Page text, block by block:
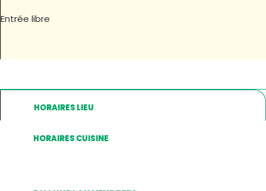
Entrée libre
HORAIRES LIEU
HORAIRES CUISINE